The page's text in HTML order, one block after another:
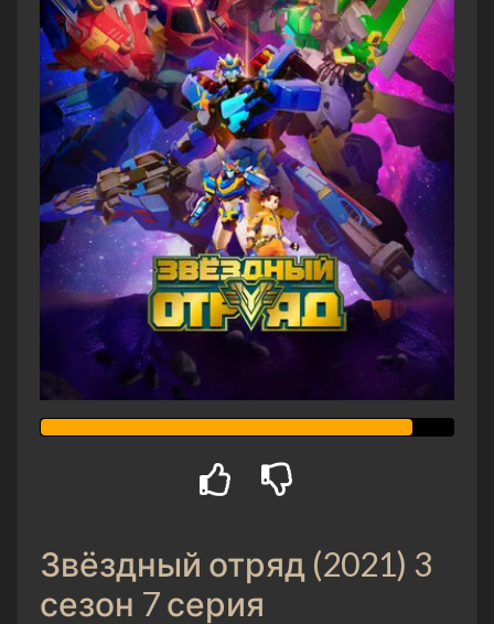
Звёздный отряд (2021) 3
сезон 7 серия